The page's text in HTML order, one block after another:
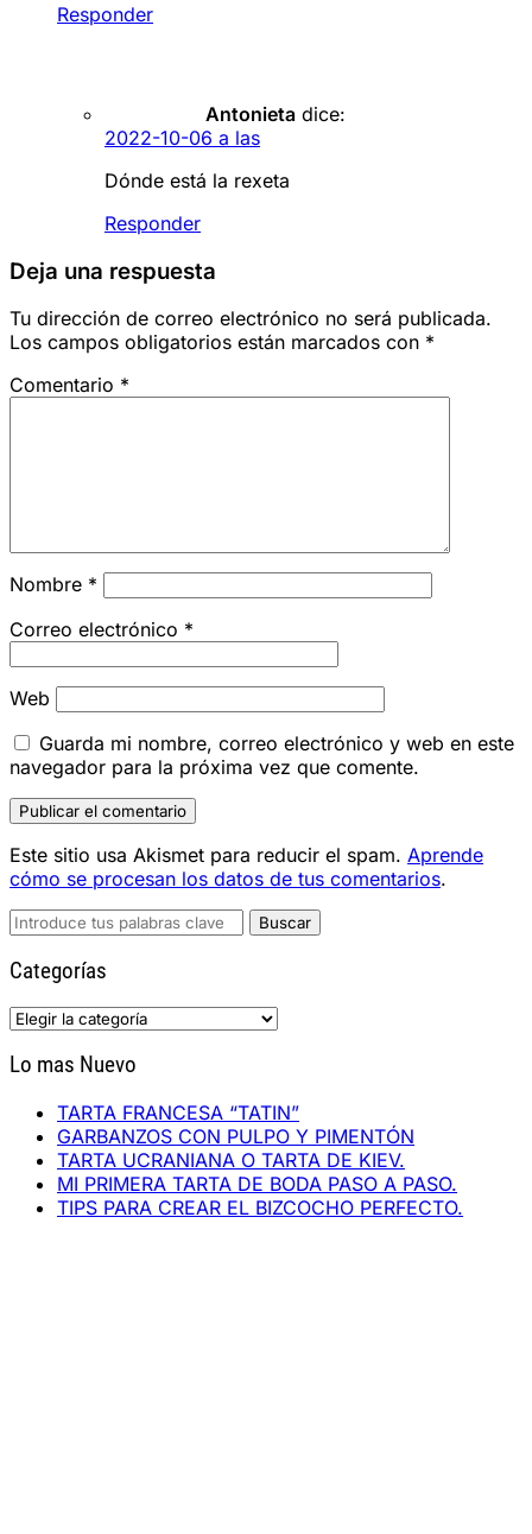
Responder
Antonieta dice:
2022-10-06 a las
Dónde está la rexeta
Responder
Deja una respuesta
Tu dirección de correo electrónico no será publicada.
Los campos obligatorios están marcados con *
Comentario *
Nombre *
Correo electrónico *
Web
Guarda mi nombre, correo electrónico y web en este
navegador para la próxima vez que comente.
Este sitio usa Akismet para reducir el spam. Aprende
cómo se procesan los datos de tus comentarios.
Categorías
Categorías
Lo mas Nuevo
TARTA FRANCESA “TATIN”
GARBANZOS CON PULPO Y PIMENTÓN
TARTA UCRANIANA O TARTA DE KIEV.
MI PRIMERA TARTA DE BODA PASO A PASO.
TIPS PARA CREAR EL BIZCOCHO PERFECTO.